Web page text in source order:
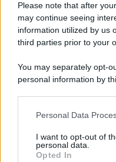
Please note that after
may continue seeing
information utilized by us
third parties prior to your
You may separately opt-
personal information by
This information may
disclose it to other third
Personal Data
I want to opt-out of
personal data.
Opted In